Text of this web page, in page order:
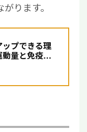
ります。
プできる理
量と免疫細